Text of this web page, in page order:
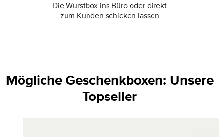
Die Wurstbox ins Büro oder direkt
zum Kunden schicken lassen
Mögliche Geschenkboxen: Unsere
Topseller